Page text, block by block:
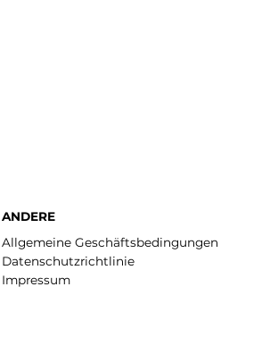
ANDERE
Allgemeine Geschäftsbedingungen
Datenschutzrichtlinie
Impressum